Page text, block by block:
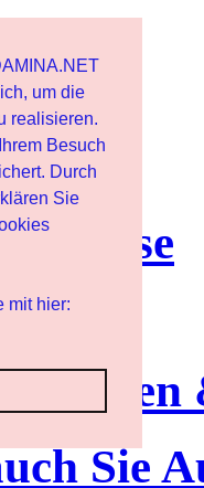
um die
realisieren.
Besuch
Durch
Sie
mit hier:
Sie